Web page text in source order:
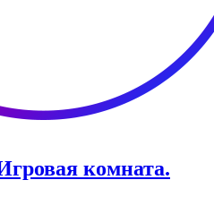
комната.